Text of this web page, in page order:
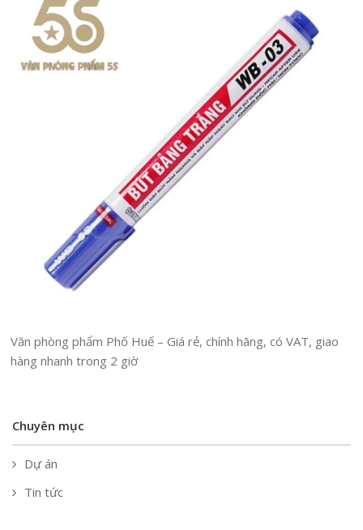
Văn phòng phẩm Phố Huế – Giá rẻ, chính hãng, có VAT, giao
hàng nhanh trong 2 giờ
Chuyên mục
Dự án
Tin tức